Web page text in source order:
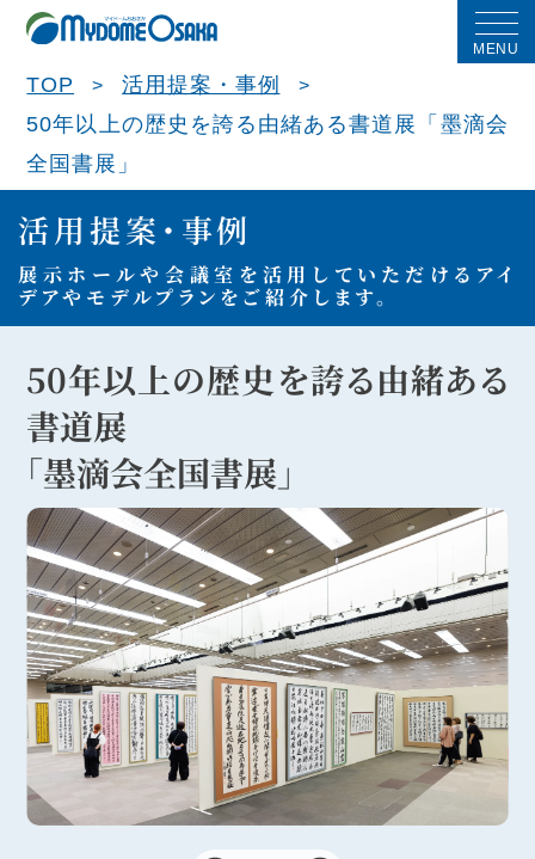
MENU
TOP
活用提案・事例
50年以上の歴史を誇る由緒ある書道展「墨滴会
全国書展」
活用提案・事例
展示ホールや会議室を活用していただける アイ
デアやモデルプランをご紹介します。
50年以上の歴史を誇る由緒ある
書道展
「墨滴会全国書展」